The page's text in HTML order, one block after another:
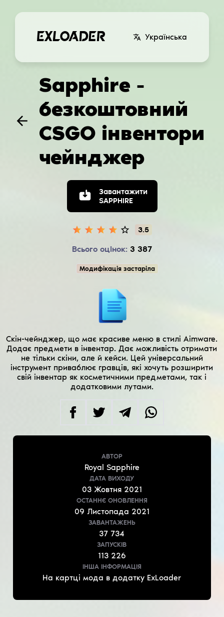
Українська
Sapphire -
безкоштовний
CSGO інвентори
чейнджер
Завантажити
SAPPHIRE
3.5
Всього оцінок: 3 387
Модифікація застаріла
Скін-чейнджер, що має красиве меню в стилі Aimware.
Додає предмети в інвентар. Дає можливість отримати
не тільки скіни, але й кейси. Цей універсальний
інструмент приваблює гравців, які хочуть розширити
свій інвентар як косметичними предметами, так і
додатковими лутами.
АВТОР
Royal Sapphire
ДАТА ВИХОДУ
03 Жовтня2021
ОСТАННЄ ОНОВЛЕННЯ
09 Листопада 2021
ЗАВАНТАЖЕНЬ
37 734
ЗАПУСКІВ
113 226
ІНША ІНФОРМАЦІЯ
На картці мода в додатку ExLoader